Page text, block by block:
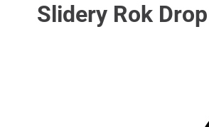
Slidery Rok